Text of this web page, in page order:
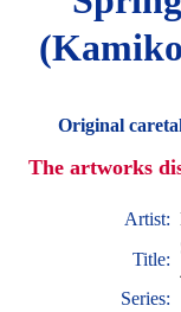
Original
The artworks
Artist:
Title:
Series: